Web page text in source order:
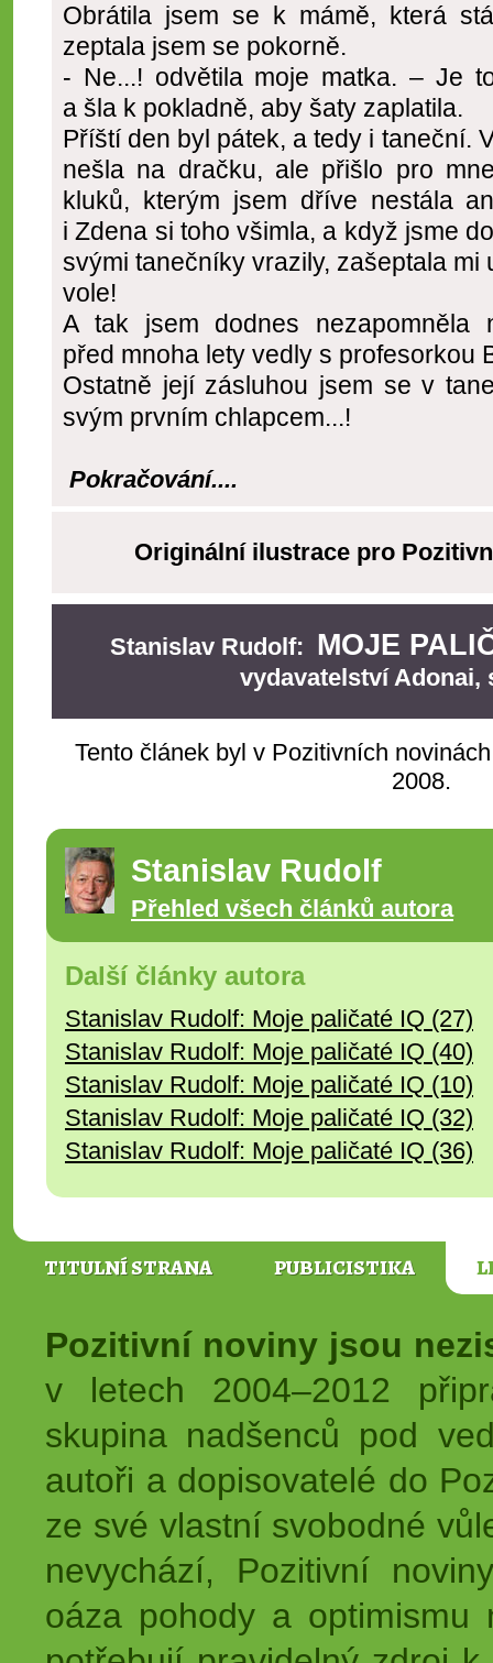
Obrátila jsem se k mámě, která
zeptala jsem se pokorně.
- Ne...! odvětila moje matka. – Je
a šla k pokladně, aby šaty zaplatila.
Příští den byl pátek, a tedy i taneční.
nešla na dračku, ale přišlo pro
kluků, kterým jsem dříve nestála
i Zdena si toho všimla, a když jsme
svými tanečníky vrazily, zašeptala mi
vole!
A tak jsem dodnes nezapomněla
před mnoha lety vedly s profesorkou
Ostatně její zásluhou jsem se v
svým prvním chlapcem...!
Pokračování....
Originální ilustrace pro
Stanislav Rudolf: MOJE
vydavatelství Adonai,
Tento článek byl v Pozitivních
2008.
Stanislav Rudolf
Přehled všech článků autora
Další články autora
Stanislav Rudolf: Moje paličaté IQ (27)
Stanislav Rudolf: Moje paličaté IQ (40)
Stanislav Rudolf: Moje paličaté IQ (10)
Stanislav Rudolf: Moje paličaté IQ (32)
Stanislav Rudolf: Moje paličaté IQ (36)
TITULNÍ STRANA PUBLICISTIKA
Pozitivní noviny jsou
v letech 2004–2012
skupina nadšenců pod
autoři a dopisovatelé do
ze své vlastní svobodné
nevychází, Pozitivní
oáza pohody a